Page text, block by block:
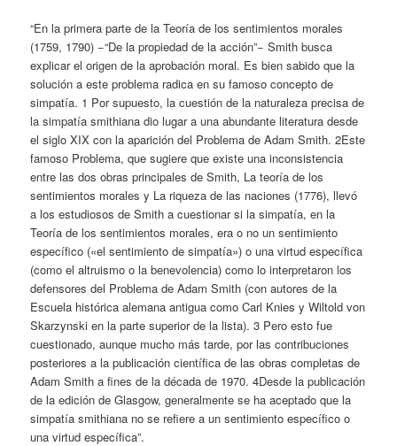
“En la primera parte de la Teoría de los sentimientos morales
(1759, 1790) −“De la propiedad de la acción”− Smith busca
explicar el origen de la aprobación moral. Es bien sabido que la
solución a este problema radica en su famoso concepto de
simpatía. 1 Por supuesto, la cuestión de la naturaleza precisa de
la simpatía smithiana dio lugar a una abundante literatura desde
el siglo XIX con la aparición del Problema de Adam Smith. 2Este
famoso Problema, que sugiere que existe una inconsistencia
entre las dos obras principales de Smith, La teoría de los
sentimientos morales y La riqueza de las naciones (1776), llevó
a los estudiosos de Smith a cuestionar si la simpatía, en la
Teoría de los sentimientos morales, era o no un sentimiento
específico («el sentimiento de simpatía») o una virtud específica
(como el altruismo o la benevolencia) como lo interpretaron los
defensores del Problema de Adam Smith (con autores de la
Escuela histórica alemana antigua como Carl Knies y Wiltold von
Skarzynski en la parte superior de la lista). 3 Pero esto fue
cuestionado, aunque mucho más tarde, por las contribuciones
posteriores a la publicación científica de las obras completas de
Adam Smith a fines de la década de 1970. 4Desde la publicación
de la edición de Glasgow, generalmente se ha aceptado que la
simpatía smithiana no se refiere a un sentimiento específico o
una virtud específica”.